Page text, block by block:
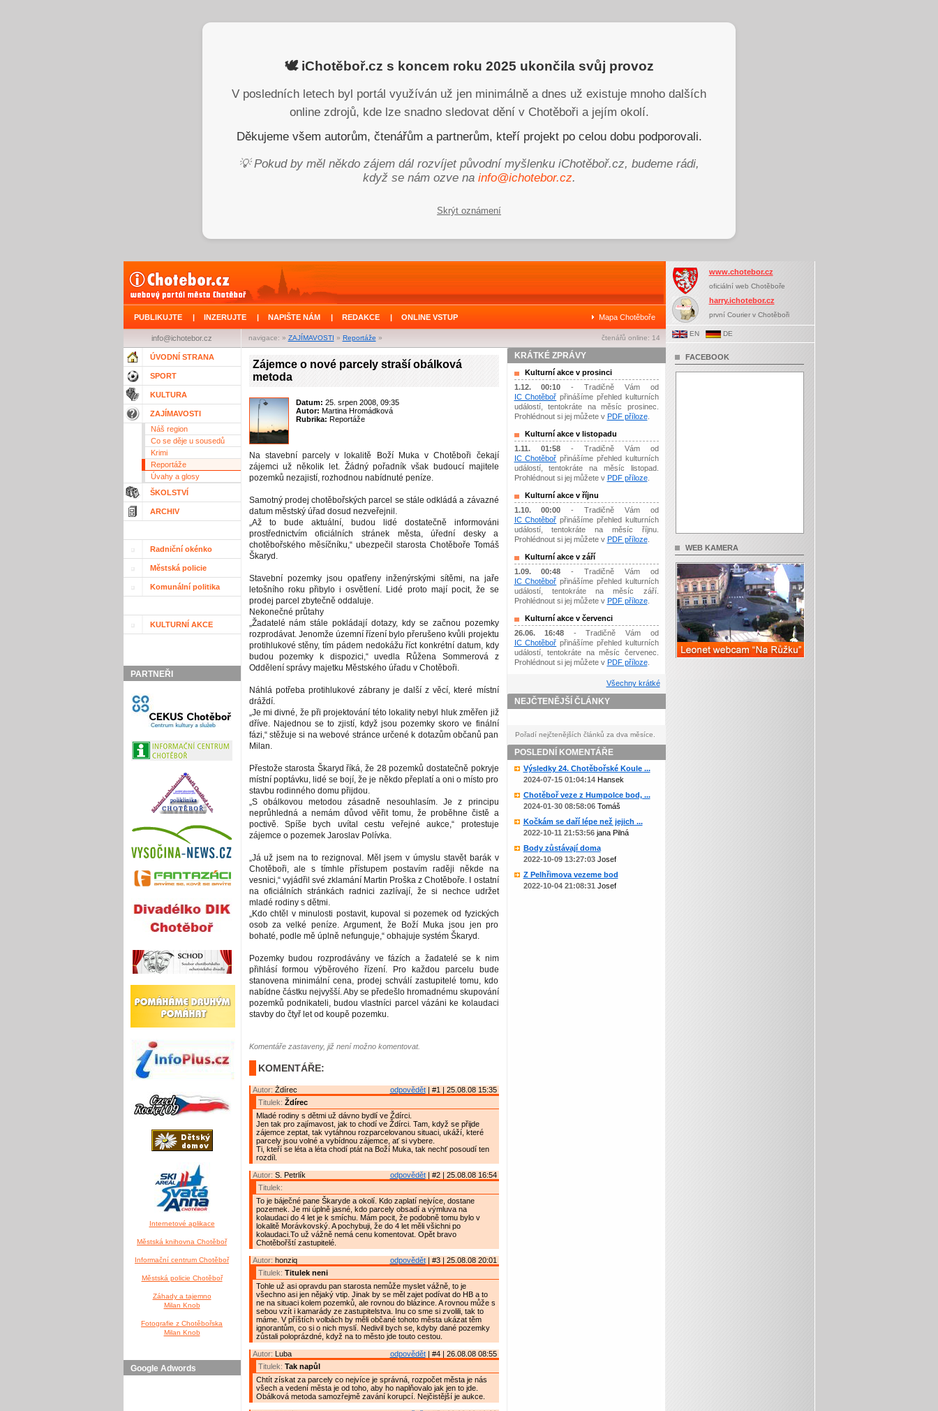
🕊️ iChotěboř.cz s koncem roku 2025 ukončila svůj provoz
V posledních letech byl portál využíván už jen minimálně a dnes už existuje mnoho dalších
online zdrojů, kde lze snadno sledovat dění v Chotěboři a jejím okolí.
Děkujeme všem autorům, čtenářům a partnerům, kteří projekt po celou dobu podporovali.
💡 Pokud by měl někdo zájem dál rozvíjet původní myšlenku iChotěboř.cz, budeme rádi,
když se nám ozve na info@ichotebor.cz.
Skrýt oznámení
PUBLIKUJTE | INZERUJTE | NAPIŠTE NÁM | REDAKCE | ONLINE VSTUP Mapa Chotěboře
navigace: » ZAJÍMAVOSTI » Reportáže » čtenářů online: 14
info@ichotebor.cz
ÚVODNÍ STRANA
SPORT
KULTURA
ZAJÍMAVOSTI
Náš region
Co se děje u sousedů
Krimi
Reportáže
Úvahy a glosy
ŠKOLSTVÍ
ARCHIV
Radniční okénko
Městská policie
Komunální politika
KULTURNÍ AKCE
PARTNEŘI
Internetové aplikace
Městská knihovna Chotěboř
Informační centrum Chotěboř
Městská policie Chotěboř
Záhady a tajemno
Milan Knob
Fotografie z Chotěbořska
Milan Knob
Google Adwords
Zájemce o nové parcely straší obálková
metoda
Datum: 25. srpen 2008, 09:35
Autor: Martina Hromádková
Rubrika: Reportáže
Na stavební parcely v lokalitě Boží Muka v Chotěboři čekají
zájemci už několik let. Žádný pořadník však budoucí majitele
pozemků nezajistí, rozhodnou nabídnuté peníze.
Samotný prodej chotěbořských parcel se stále odkládá a závazné
datum městský úřad dosud nezveřejnil.
„Až to bude aktuální, budou lidé dostatečně informováni
prostřednictvím oficiálních stránek města, úřední desky a
chotěbořského měsíčníku,“ ubezpečil starosta Chotěboře Tomáš
Škaryd.
Stavební pozemky jsou opatřeny inženýrskými sítěmi, na jaře
letošního roku přibylo i osvětlení. Lidé proto mají pocit, že se
prodej parcel zbytečně oddaluje.
Nekonečné průtahy
„Žadatelé nám stále pokládají dotazy, kdy se začnou pozemky
rozprodávat. Jenomže územní řízení bylo přerušeno kvůli projektu
protihlukové stěny, tím pádem nedokážu říct konkrétní datum, kdy
budou pozemky k dispozici,“ uvedla Růžena Sommerová z
Oddělení správy majetku Městského úřadu v Chotěboři.
Náhlá potřeba protihlukové zábrany je další z věcí, které místní
dráždí.
„Je mi divné, že při projektování této lokality nebyl hluk změřen již
dříve. Najednou se to zjistí, když jsou pozemky skoro ve finální
fázi,“ stěžuje si na webové stránce určené k dotazům občanů pan
Milan.
Přestože starosta Škaryd říká, že 28 pozemků dostatečně pokryje
místní poptávku, lidé se bojí, že je někdo přeplatí a oni o místo pro
stavbu rodinného domu přijdou.
„S obálkovou metodou zásadně nesouhlasím. Je z principu
neprůhledná a nemám důvod věřit tomu, že proběhne čistě a
poctivě. Spíše bych uvítal cestu veřejné aukce,“ protestuje
zájemce o pozemek Jaroslav Polívka.
„Já už jsem na to rezignoval. Měl jsem v úmyslu stavět barák v
Chotěboři, ale s tímhle přístupem postavím raději někde na
vesnici,“ vyjádřil své zklamání Martin Proška z Chotěboře. I ostatní
na oficiálních stránkách radnici zazlívají, že si nechce udržet
mladé rodiny s dětmi.
„Kdo chtěl v minulosti postavit, kupoval si pozemek od fyzických
osob za velké peníze. Argument, že Boží Muka jsou jen pro
bohaté, podle mě úplně nefunguje,“ obhajuje systém Škaryd.
Pozemky budou rozprodávány ve fázích a žadatelé se k nim
přihlásí formou výběrového řízení. Pro každou parcelu bude
stanovena minimální cena, prodej schválí zastupitelé tomu, kdo
nabídne částku nejvyšší. Aby se předešlo hromadnému skupování
pozemků podnikateli, budou vlastníci parcel vázáni ke kolaudaci
stavby do čtyř let od koupě pozemku.
Komentáře zastaveny, již není možno komentovat.
KOMENTÁŘE:
odpovědět| #1 | 25.08.08 15:35
Autor: Ždírec
Titulek: Ždírec
Mladé rodiny s dětmi už dávno bydlí ve Ždírci.
Jen tak pro zajímavost, jak to chodí ve Ždírci. Tam, když se přijde
zájemce zeptat, tak vytáhnou rozparcelovanou situaci, ukáží, které
parcely jsou volné a vybídnou zájemce, ať si vybere.
Ti, kteří se léta a léta chodí ptát na Boží Muka, tak nechť posoudí ten
rozdíl.
odpovědět| #2 | 25.08.08 16:54
Autor: S. Petrlík
Titulek:
To je báječné pane Škaryde a okolí. Kdo zaplatí nejvíce, dostane
pozemek. Je mi úplně jasné, kdo parcely obsadí a výmluva na
kolaudaci do 4 let je k smíchu. Mám pocit, že podobně tomu bylo v
lokalitě Morávkovský. A pochybuji, že do 4 let měli všichni po
kolaudaci.To už vážně nemá cenu komentovat. Opět bravo
Chotěbořští zastupitelé.
odpovědět| #3 | 25.08.08 20:01
Autor: honziq
Titulek: Titulek neni
Tohle už asi opravdu pan starosta nemůže myslet vážně, to je
všechno asi jen nějaký vtip. Jinak by se měl zajet podívat do HB a to
ne na situaci kolem pozemků, ale rovnou do blázince. A rovnou může s
sebou vzít i kamarády ze zastupitelstva. Inu co sme si zvolili, tak to
máme. V příštích volbách by měli občané tohoto města ukázat těm
ignorantům, co si o nich myslí. Nedivil bych se, kdyby dané pozemky
zůstali poloprázdné, když na to město jde touto cestou.
odpovědět| #4 | 26.08.08 08:55
Autor: Luba
Titulek: Tak napůl
Chtít získat za parcely co nejvíce je správná, rozpočet města je nás
všech a vedení města je od toho, aby ho naplňovalo jak jen to jde.
Obálková metoda samozřejmě zavání korupcí. Nejčistější je aukce.
KRÁTKÉ ZPRÁVY
Kulturní akce v prosinci
1.12. 00:10 - Tradičně Vám od
IC Chotěboř přinášíme přehled kulturních
událostí, tentokráte na měsíc prosinec.
Prohlédnout si jej můžete v PDF příloze.
Kulturní akce v listopadu
1.11. 01:58- Tradičně Vám od
IC Chotěboř přinášíme přehled kulturních
událostí, tentokráte na měsíc listopad.
Prohlédnout si jej můžete v PDF příloze.
Kulturní akce v říjnu
1.10. 00:00 - Tradičně Vám od
IC Chotěboř přinášíme přehled kulturních
událostí, tentokráte na měsíc říjnu.
Prohlédnout si jej můžete v PDF příloze.
Kulturní akce v září
1.09. 00:48 - Tradičně Vám od
IC Chotěboř přinášíme přehled kulturních
událostí, tentokráte na měsíc září.
Prohlédnout si jej můžete v PDF příloze.
Kulturní akce v červenci
26.06. 16:48 - Tradičně Vám od
IC Chotěboř přinášíme přehled kulturních
událostí, tentokráte na měsíc červenec.
Prohlédnout si jej můžete v PDF příloze.
Všechny krátké
NEJČTENĚJŠÍ ČLÁNKY
Pořadí nejčtenějších článků za dva měsíce.
POSLEDNÍ KOMENTÁŘE
Výsledky 24. Chotěbořské Koule ...
2024-07-15 01:04:14Hansek
Chotěboř veze z Humpolce bod, ...
2024-01-30 08:58:06Tomáš
Kočkám se daří lépe než jejich ...
2022-10-11 21:53:56jana Pilná
Body zůstávají doma
2022-10-09 13:27:03Josef
Z Pelhřimova vezeme bod
2022-10-04 21:08:31 Josef
www.chotebor.cz
oficiální web Chotěboře
harry.ichotebor.cz
první Courier v Chotěboři
EN DE
FACEBOOK
WEB KAMERA